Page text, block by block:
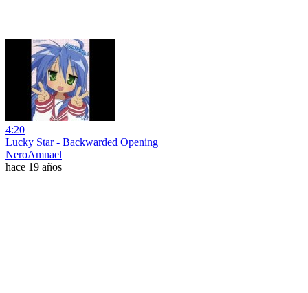
4:20
Lucky Star - Backwarded Opening
NeroAmnael
hace 19 años